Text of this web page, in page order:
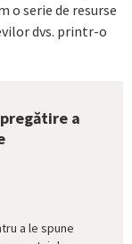
o serie de resurse
dvs. printr-o
a
a le spune